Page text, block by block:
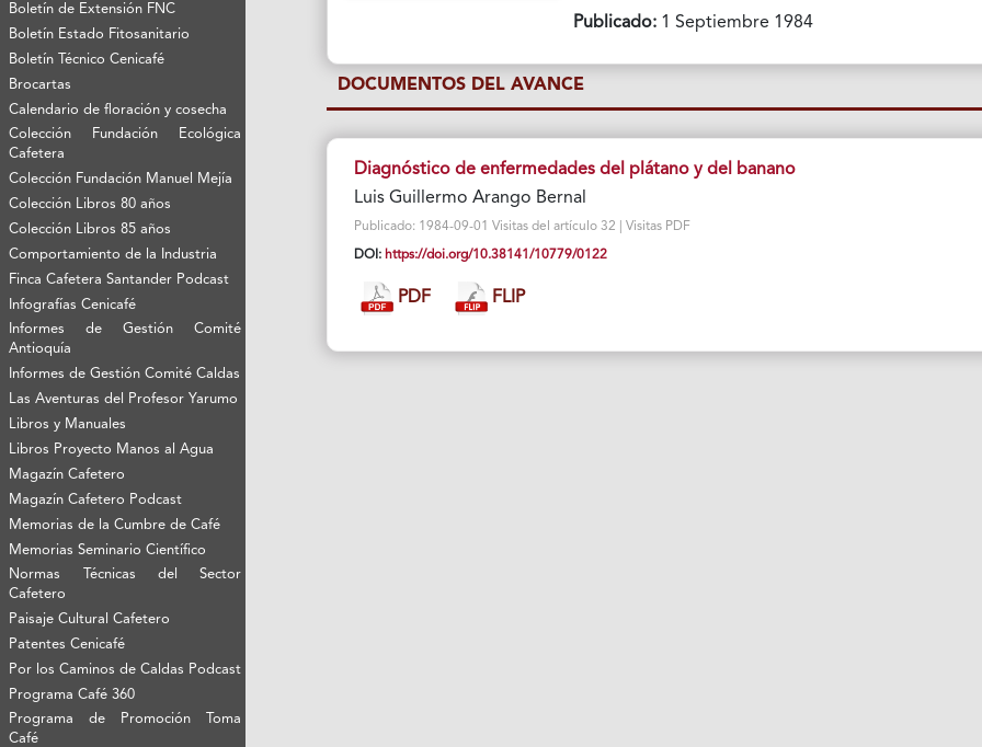
Boletín de Extensión FNC
Boletín Estado Fitosanitario
Boletín Técnico Cenicafé
Brocartas
Calendario de floración y cosecha
Colección Fundación Ecológica
Cafetera
Colección Fundación Manuel Mejía
Colección Libros 80 años
Colección Libros 85 años
Comportamiento de la Industria
Finca Cafetera Santander Podcast
Infografías Cenicafé
Informes de Gestión Comité
Antioquía
Informes de Gestión Comité Caldas
Las Aventuras del Profesor Yarumo
Libros y Manuales
Libros Proyecto Manos al Agua
Magazín Cafetero
Magazín Cafetero Podcast
Memorias de la Cumbre de Café
Memorias Seminario Científico
Normas Técnicas del Sector
Cafetero
Paisaje Cultural Cafetero
Patentes Cenicafé
Por los Caminos de Caldas Podcast
Programa Café 360
Programa de Promoción Toma
Café
Publicado: 1 Septiembre 1984
DOCUMENTOS DEL AVANCE
Diagnóstico de enfermedades del plátano y del banano
Luis Guillermo Arango Bernal
Publicado: 1984-09-01 Visitas del artículo 32 | Visitas PDF
DOI: https://doi.org/10.38141/10779/0122
PDF FLIP